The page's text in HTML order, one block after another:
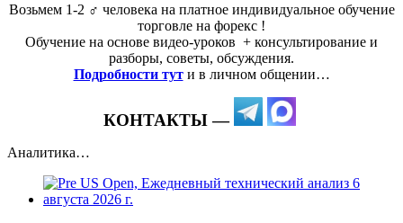
Возьмем 1-2 ‍♂️ человека на платное индивидуальное обучение
торговле на форекс !
Обучение на основе видео-уроков ️ + консультирование и
разборы, советы, обсуждения.
Подробности тут и в личном общении…
КОНТАКТЫ —
Аналитика…